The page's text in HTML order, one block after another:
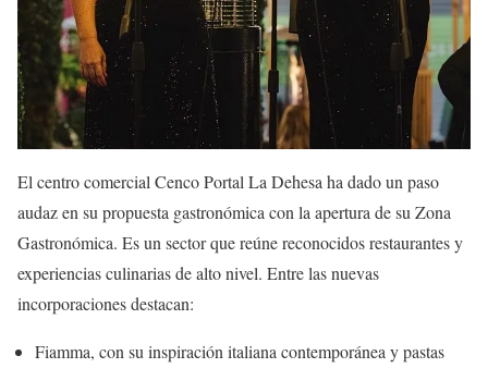
El centro comercial Cenco Portal La Dehesa ha dado un paso
audaz en su propuesta gastronómica con la apertura de su Zona
Gastronómica. Es un sector que reúne reconocidos restaurantes y
experiencias culinarias de alto nivel. Entre las nuevas
incorporaciones destacan:
Fiamma, con su inspiración italiana contemporánea y pastas